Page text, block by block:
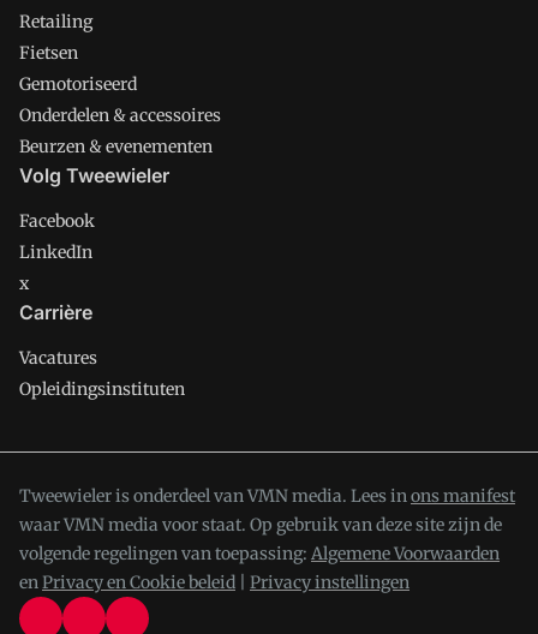
Retailing
Fietsen
Gemotoriseerd
Onderdelen & accessoires
Beurzen & evenementen
Volg Tweewieler
Facebook
LinkedIn
x
Carrière
Vacatures
Opleidingsinstituten
Tweewieler is onderdeel van VMN media. Lees inons manifest
waar VMN media voor staat. Op gebruik van deze site zijn de
volgende regelingen van toepassing: Algemene Voorwaarden
enPrivacy en Cookie beleid Privacy instellingen